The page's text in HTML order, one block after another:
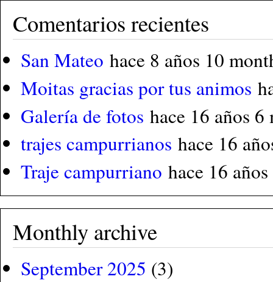
Comentarios recientes
San Mateo hace 8 años 10
Moitas gracias por tus animos
Galería de fotos hace 16 años 6
trajes campurrianos hace 16
Traje campurriano hace 16
Monthly archive
September 2025 (3)